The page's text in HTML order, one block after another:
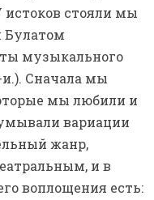
истоков стояли мы
Булатом
музыкального
и.). Сначала мы
мы любили и
вариации
жанр,
и в
воплощения есть: